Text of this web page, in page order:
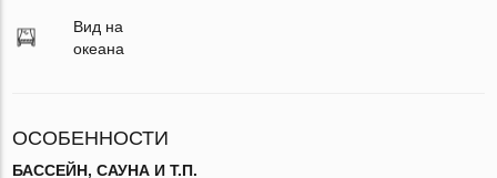
Вид на
океана
ОСОБЕННОСТИ
БАССЕЙН, САУНА И Т.П.